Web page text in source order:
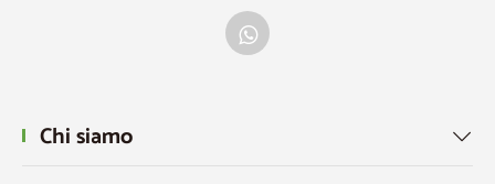
Chi siamo 